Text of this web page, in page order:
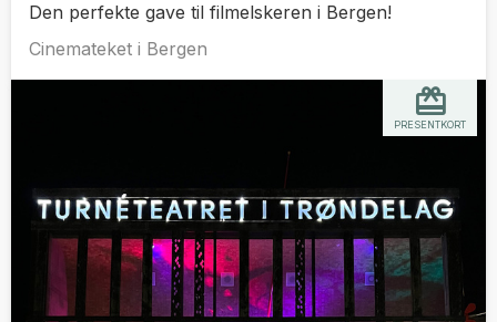
Den perfekte gave til filmelskeren i Bergen!
Cinemateket i Bergen
PRESENTKORT